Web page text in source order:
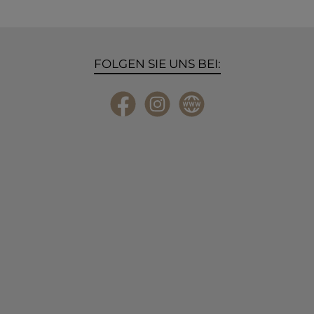
FOLGEN SIE UNS BEI:
FacebookInstagramWebsite